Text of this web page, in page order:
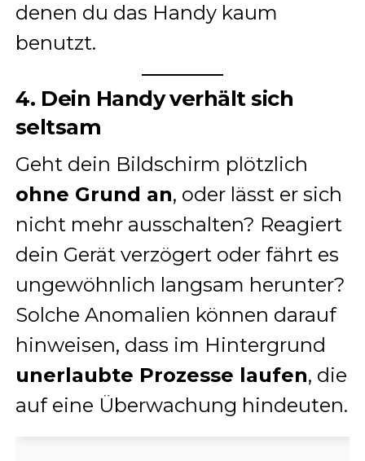
denen du das Handy kaum
benutzt.
4. Dein Handy verhält sich
seltsam
Geht dein Bildschirm plötzlich
ohne Grund an, oder lässt er sich
nicht mehr ausschalten? Reagiert
dein Gerät verzögert oder fährt es
ungewöhnlich langsam herunter?
Solche Anomalien können darauf
hinweisen, dass im Hintergrund
unerlaubte Prozesse laufen, die
auf eine Überwachung hindeuten.